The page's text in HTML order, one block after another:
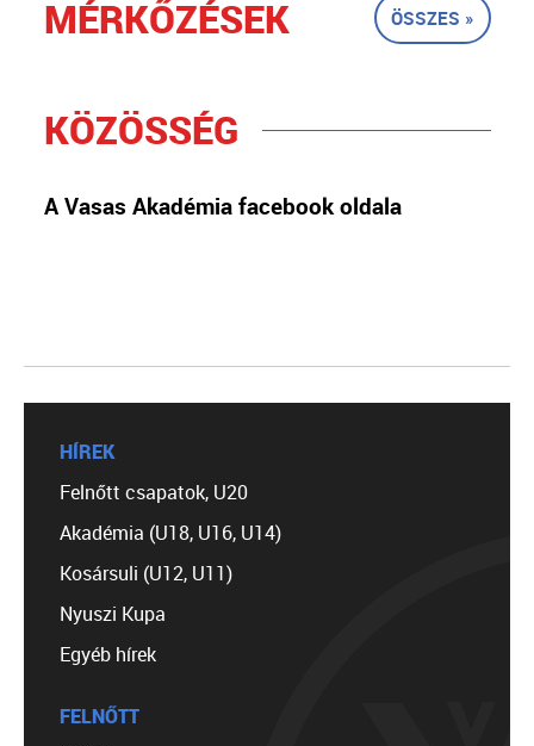
MÉRKŐZÉSEK
ÖSSZES »
KÖZÖSSÉG
A Vasas Akadémia facebook oldala
HÍREK
Felnőtt csapatok, U20
Akadémia (U18, U16, U14)
Kosársuli (U12, U11)
Nyuszi Kupa
Egyéb hírek
FELNŐTT